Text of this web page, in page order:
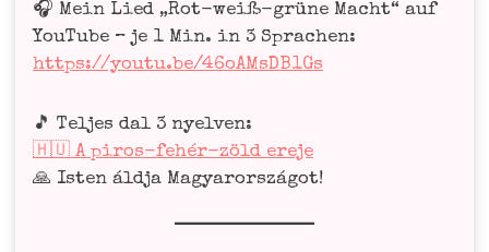
🎧 Mein Lied „Rot-weiß-grü­ne Macht“ auf
You­Tube – je 1 Min. in 3 Spra­chen:
https://youtu.be/46oAMsDB1Gs
🎵 Tel­jes dal 3 nyel­ven:
🇭🇺 A piros-fehér-zöld ere­je
🙏 Isten áld­ja Magyarországot!